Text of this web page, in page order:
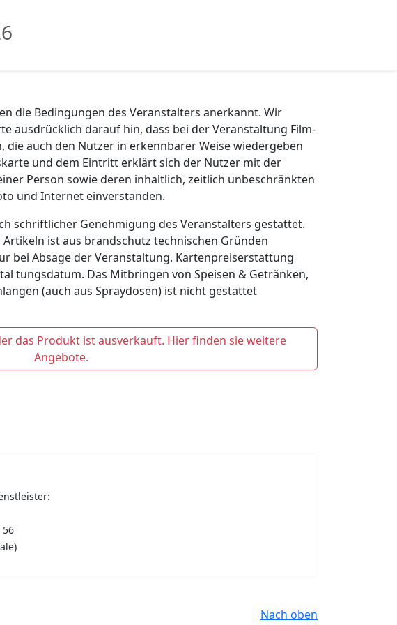
die Bedingungen des Veranstalters anerkannt. Wir
ausdrücklich darauf hin, dass bei der Veranstaltung Film-
auch den Nutzer in erkennbarer Weise wiedergeben
und dem Eintritt erklärt sich der Nutzer mit der
Person sowie deren inhaltlich, zeitlich unbeschränkten
und Internet einverstanden.
schriftlicher Genehmigung des Veranstalters gestattet.
ist aus brandschutz technischen Gründen
bei Absage der Veranstaltung. Kartenpreiserstattung
tungsdatum. Das Mitbringen von Speisen & Getränken,
(auch aus Spraydosen) ist nicht gestattet
das Produkt ist ausverkauft. Hier finden sie weitere
Angebote.
56
Nach oben